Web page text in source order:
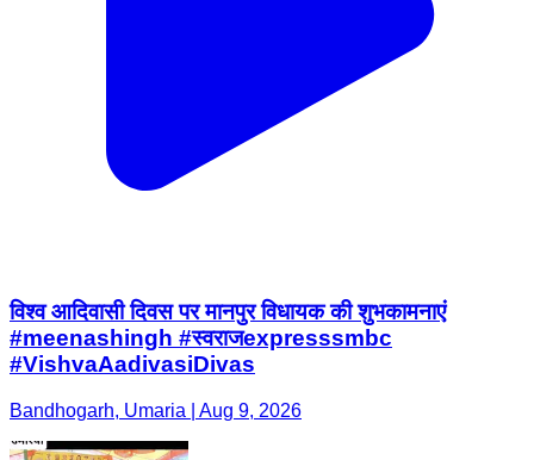
विश्व आदिवासी दिवस पर मानपुर विधायक की शुभकामनाएं
#meenashingh #स्वराजexpresssmbc
#VishvaAadivasiDivas
Bandhogarh, Umaria | Aug 9, 2026